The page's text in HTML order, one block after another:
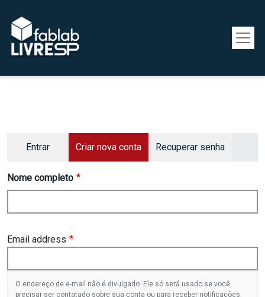
Primary tabs
Entrar Criar nova conta Recuperar senha
Nome completo
Email address
O endereço de e-mail não é divulgado. Ele só será usado se você
precisar ser contatado sobre sua conta ou para receber notificações.